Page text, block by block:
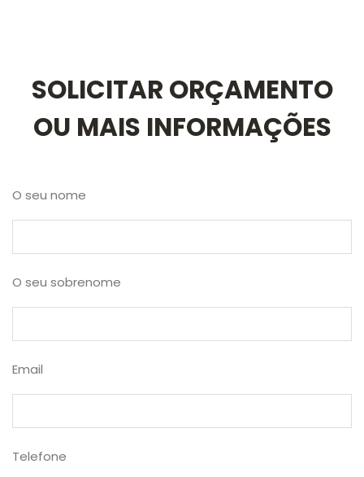
SOLICITAR ORÇAMENTO
OU MAIS INFORMAÇÕES
O seu nome
O seu sobrenome
Email
Telefone